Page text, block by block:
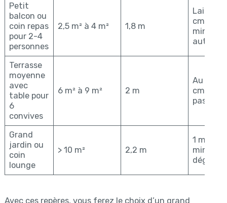
Petit
balcon ou
coin repas
pour 2-4
personnes
2,5 m² à 4 m² 1,8 m
Laisser
cm
autour
Terrasse
moyenne
avec
table pour
6
convives
6 m² à 9 m² 2 m
Au
cm pour
passage
Grand
jardin ou
coin
lounge
> 10 m² 2,2 m
1 mètre
Avec ces repères, vous ferez le choix d’un grand